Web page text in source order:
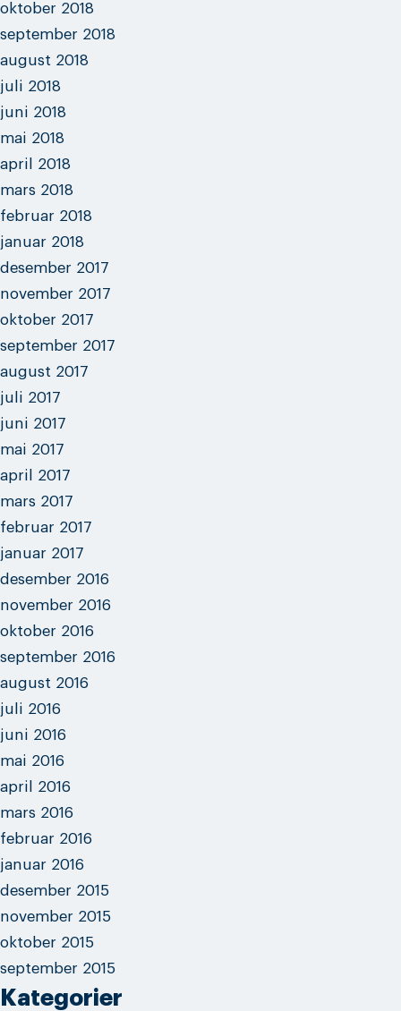
oktober 2018
september 2018
august 2018
juli 2018
juni 2018
mai 2018
april 2018
mars 2018
februar 2018
januar 2018
desember 2017
november 2017
oktober 2017
september 2017
august 2017
juli 2017
juni 2017
mai 2017
april 2017
mars 2017
februar 2017
januar 2017
desember 2016
november 2016
oktober 2016
september 2016
august 2016
juli 2016
juni 2016
mai 2016
april 2016
mars 2016
februar 2016
januar 2016
desember 2015
november 2015
oktober 2015
september 2015
Kategorier